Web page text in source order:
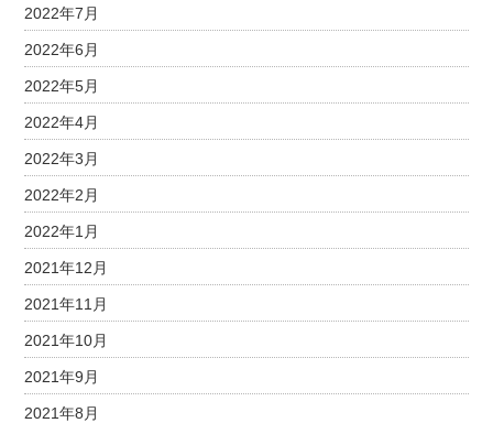
2022年7月
2022年6月
2022年5月
2022年4月
2022年3月
2022年2月
2022年1月
2021年12月
2021年11月
2021年10月
2021年9月
2021年8月